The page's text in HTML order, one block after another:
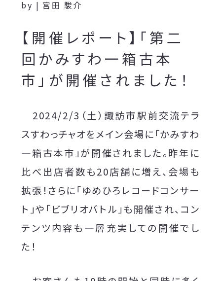
by | 宮田 駿介
【開催レポート】「第二
回かみすわ一箱古本
市」が開催されました！
2024/2/3（土）諏訪市駅前交流テラ
スすわっチャオをメイン会場に「かみすわ
一箱古本市」が開催されました。昨年に
比べ出店者数も20店舗に増え、会場も
拡張！さらに「ゆめひろレコードコンサー
ト」や「ビブリオバトル」も開催され、コン
テンツ内容も一層充実しての開催でし
た！